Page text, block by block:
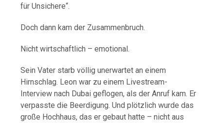
für Unsichere“.
Doch dann kam der Zusammenbruch.
Nicht wirtschaftlich – emotional.
Sein Vater starb völlig unerwartet an einem
Hirnschlag. Leon war zu einem Livestream-
Interview nach Dubai geflogen, als der Anruf kam. Er
verpasste die Beerdigung. Und plötzlich wurde das
große Hochhaus, das er gebaut hatte – nicht aus